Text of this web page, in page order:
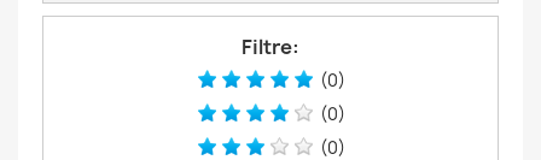
Filtre:
(0)
(0)
(0)